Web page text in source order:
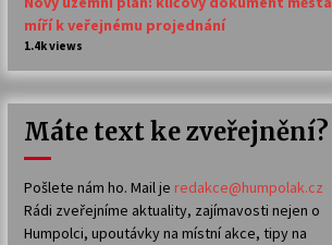
míří k veřejnému projednání
1.4k views
Máte text ke zveřejnění?
Pošlete nám ho. Mail je redakce@humpolak.cz
Rádi zveřejníme aktuality, zajímavosti nejen o
Humpolci, upoutávky na místní akce, tipy na